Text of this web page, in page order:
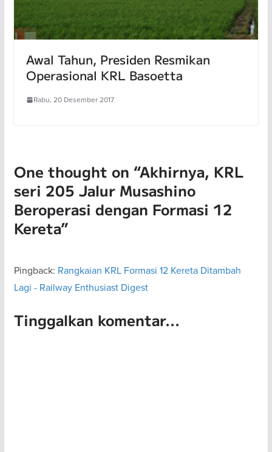
Awal Tahun, Presiden Resmikan
Operasional KRL Basoetta
Rabu, 20 Desember 2017
One thought on “Akhirnya, KRL
seri 205 Jalur Musashino
Beroperasi dengan Formasi 12
Kereta”
Pingback: Rangkaian KRL Formasi 12 Kereta Ditambah
Lagi - Railway Enthusiast Digest
Tinggalkan komentar...